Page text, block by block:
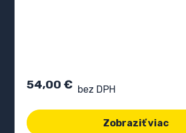
54,00 € bez DPH
Zobraziť viac